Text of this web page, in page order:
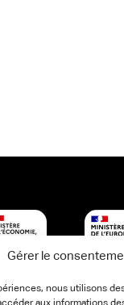
Gérer le
nous utilisons